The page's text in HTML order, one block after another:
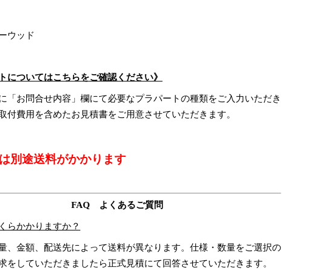
ウッド
についてはこちらをご確認ください》
「お問合せ内容」欄にて必要なプラパートの種類をご入力いただき
付費用を含めたお見積書をご用意させていただきます。
別途送料がかかります
FAQ よくあるご質問
らかかりますか？
、金額、配送先によって送料が異なります。仕様・数量をご選択の
をしていただきましたら正式見積にて回答させていただきます。